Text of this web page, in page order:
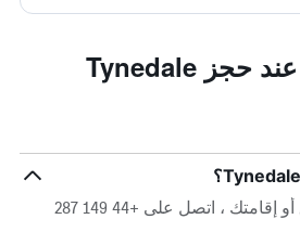
الأسئلة الشائعة عند حجز Tynedale
للأسئلة المتعلقة بالفندق أو إقامتك ، اتصل على +44 149 287